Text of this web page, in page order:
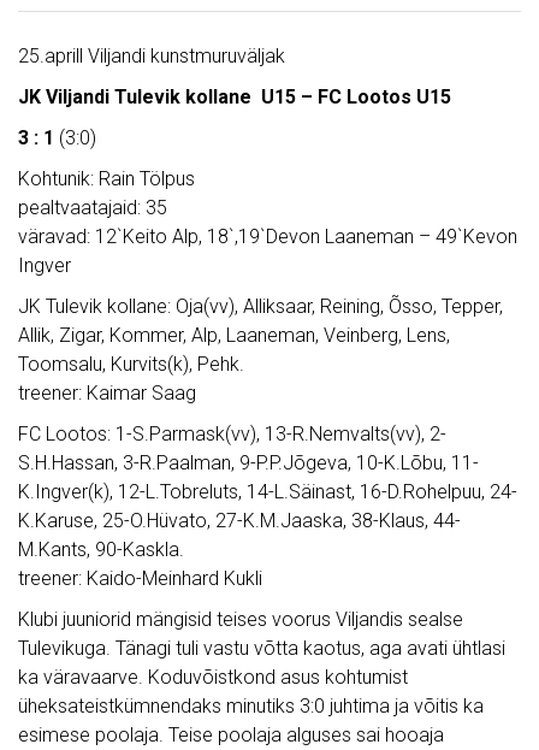
25.aprill Viljandi kunstmuruväljak
JK Viljandi Tulevik kollane U15 – FC Lootos U15
3 : 1 (3:0)
Kohtunik: Rain Tölpus
pealtvaatajaid: 35
väravad: 12`Keito Alp, 18`,19`Devon Laaneman – 49`Kevon
Ingver
JK Tulevik kollane: Oja(vv), Alliksaar, Reining, Õsso, Tepper,
Allik, Zigar, Kommer, Alp, Laaneman, Veinberg, Lens,
Toomsalu, Kurvits(k), Pehk.
treener: Kaimar Saag
FC Lootos: 1-S.Parmask(vv), 13-R.Nemvalts(vv), 2-
S.H.Hassan, 3-R.Paalman, 9-P.P.Jõgeva, 10-K.Lõbu, 11-
K.Ingver(k), 12-L.Tobreluts, 14-L.Säinast, 16-D.Rohelpuu, 24-
K.Karuse, 25-O.Hüvato, 27-K.M.Jaaska, 38-Klaus, 44-
M.Kants, 90-Kaskla.
treener: Kaido-Meinhard Kukli
Klubi juuniorid mängisid teises voorus Viljandis sealse
Tulevikuga. Tänagi tuli vastu võtta kaotus, aga avati ühtlasi
ka väravaarve. Koduvõistkond asus kohtumist
üheksateistkümnendaks minutiks 3:0 juhtima ja võitis ka
esimese poolaja. Teise poolaja alguses sai hooaja